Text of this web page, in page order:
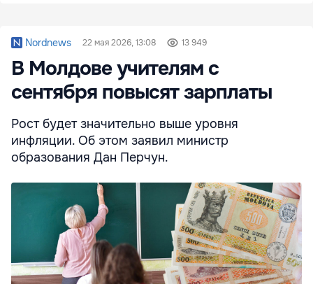
Nordnews 22 мая 2026, 13:08 13 949
В Молдове учителям с
сентября повысят зарплаты
Рост будет значительно выше уровня
инфляции. Об этом заявил министр
образования Дан Перчун.